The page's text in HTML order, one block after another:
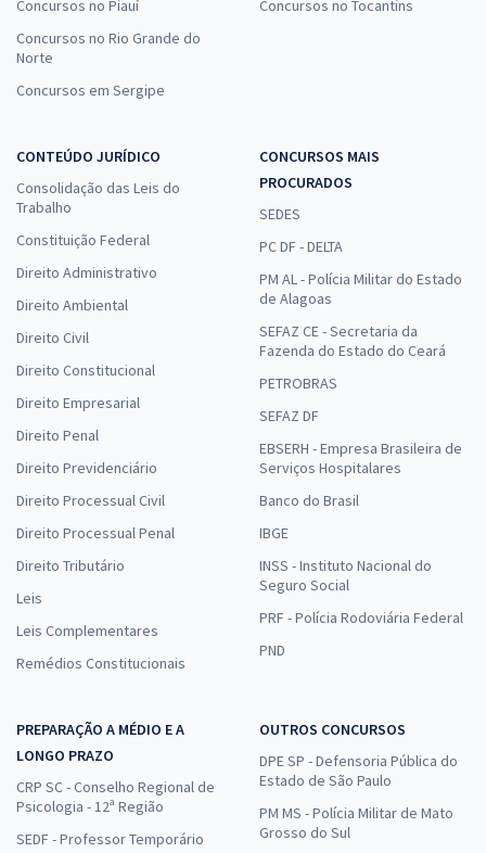
Concursos no Piauí
Concursos no Rio Grande do
Norte
Concursos em Sergipe
Concursos no Tocantins
CONTEÚDO JURÍDICO
Consolidação das Leis do
Trabalho
Constituição Federal
Direito Administrativo
Direito Ambiental
Direito Civil
Direito Constitucional
Direito Empresarial
Direito Penal
Direito Previdenciário
Direito Processual Civil
Direito Processual Penal
Direito Tributário
Leis
Leis Complementares
Remédios Constitucionais
CONCURSOS MAIS
PROCURADOS
SEDES
PC DF - DELTA
PM AL - Polícia Militar do Estado
de Alagoas
SEFAZ CE - Secretaria da
Fazenda do Estado do Ceará
PETROBRAS
SEFAZ DF
EBSERH - Empresa Brasileira de
Serviços Hospitalares
Banco do Brasil
IBGE
INSS - Instituto Nacional do
Seguro Social
PRF - Polícia Rodoviária Federal
PND
PREPARAÇÃO A MÉDIO E A
LONGO PRAZO
CRP SC - Conselho Regional de
Psicologia - 12ª Região
SEDF - Professor Temporário
OUTROS CONCURSOS
DPE SP - Defensoria Pública do
Estado de São Paulo
PM MS - Polícia Militar de Mato
Grosso do Sul